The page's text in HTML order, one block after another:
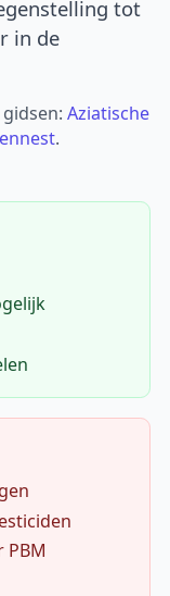
tot
in de
gidsen:Aziatische
.